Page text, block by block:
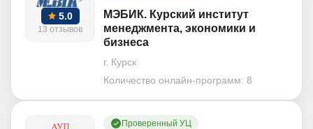
5.0
13 отзывов
МЭБИК. Курский институт
менеджмента, экономики и
бизнеса
г. Курск
Количество онлайн-программ: 8
Проверенный УЦ